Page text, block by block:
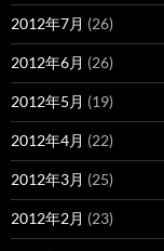
2012年7月 (26)
2012年6月 (26)
2012年5月 (19)
2012年4月 (22)
2012年3月 (25)
2012年2月 (23)